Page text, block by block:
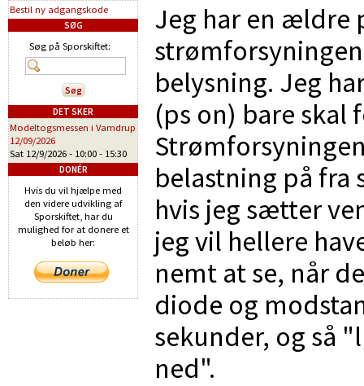
Jeg har en ældre
belysning. Jeg
(ps on) bare skal
belastning på fra
hvis jeg sætter
jeg vil hellere
nemt at se, når
diode og
sekunder, og så
ned".
Bestil ny adgangskode
SØG
Søg på Sporskiftet:
DET SKER
Modeltogsmessen i Vamdrup
12/09/2026
Sat 12/9/2026 - 10:00 - 15:30
DONÉR
Hvis du vil hjælpe med
den videre udvikling af
Sporskiftet, har du
mulighed for at donere et
beløb her: